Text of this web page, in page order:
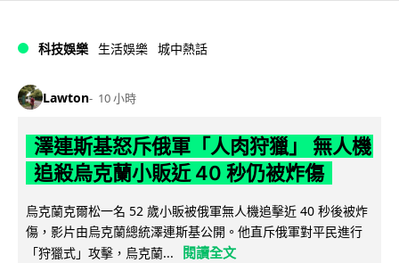
科技娛樂 生活娛樂 城中熱話
Lawton 10 小時
澤連斯基怒斥俄軍「人肉狩獵」 無人機
追殺烏克蘭小販近 40 秒仍被炸傷
烏克蘭克爾松一名 52 歲小販被俄軍無人機追擊近 40 秒後被炸
傷，影片由烏克蘭總統澤連斯基公開。他直斥俄軍對平民進行
「狩獵式」攻擊，烏克蘭...
閱讀全文